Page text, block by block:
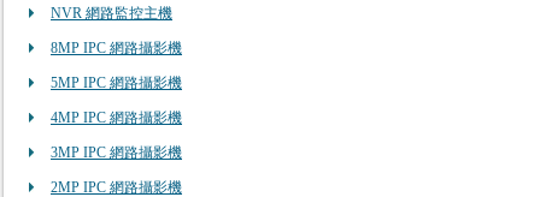
NVR 網路監控主機
8MP IPC 網路攝影機
5MP IPC 網路攝影機
4MP IPC 網路攝影機
3MP IPC 網路攝影機
2MP IPC 網路攝影機